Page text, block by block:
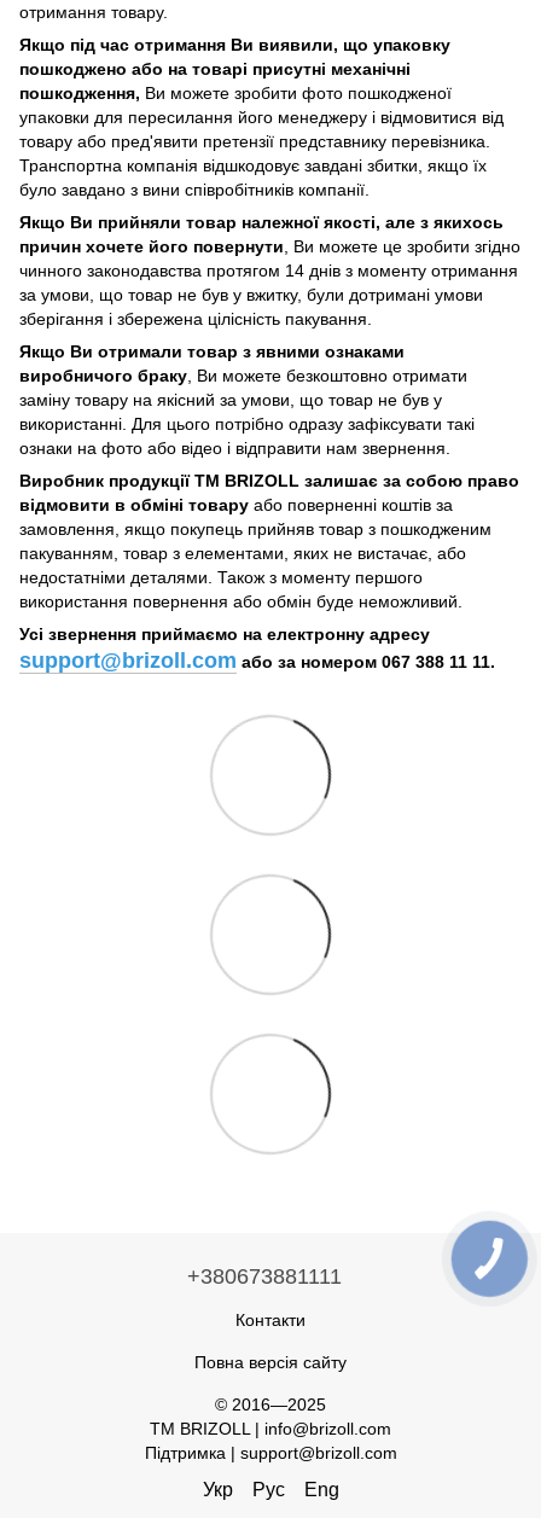
отримання товару.
Якщо під час отримання Ви виявили, що упаковку
пошкоджено або на товарі присутні механічні
пошкодження, Ви можете зробити фото пошкодженої
упаковки для пересилання його менеджеру і відмовитися від
товару або пред'явити претензії представнику перевізника.
Транспортна компанія відшкодовує завдані збитки, якщо їх
було завдано з вини співробітників компанії.
Якщо Ви прийняли товар належної якості, але з якихось
причин хочете його повернути, Ви можете це зробити згідно
чинного законодавства протягом 14 днів з моменту отримання
за умови, що товар не був у вжитку, були дотримані умови
зберігання і збережена цілісність пакування.
Якщо Ви отримали товар з явними ознаками
виробничого браку, Ви можете безкоштовно отримати
заміну товару на якісний за умови, що товар не був у
використанні. Для цього потрібно одразу зафіксувати такі
ознаки на фото або відео і відправити нам звернення.
Виробник продукції ТМ BRIZOLL залишає за собою право
відмовити в обміні товару або поверненні коштів за
замовлення, якщо покупець прийняв товар з пошкодженим
пакуванням, товар з елементами, яких не вистачає, або
недостатніми деталями. Також з моменту першого
використання повернення або обмін буде неможливий.
Усі звернення приймаємо на електронну адресу
support@brizoll.com або за номером 067 388 11 11.
+380673881111
Контакти
Повна версія сайту
© 2016—2025
TM BRIZOLL | info@brizoll.com
Підтримка | support@brizoll.com
Укр Рус Eng